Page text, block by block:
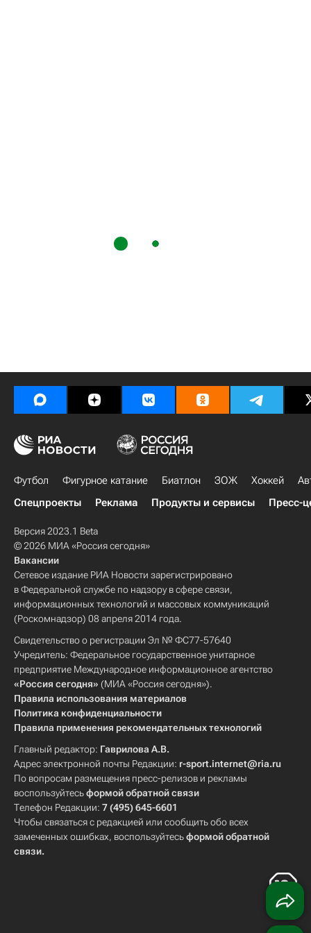
Футбол Фигурное катание Биатлон ЗОЖ Хоккей
Спецпроекты
Реклама Продукты и сервисы Пресс-
Версия 2023.1 Beta
© 2026 МИА «Россия сегодня»
Вакансии
Сетевое издание РИА Новости зарегистрировано
в Федеральной службе по надзору в сфере связи,
информационных технологий и массовых коммуникаций
(Роскомнадзор) 08 апреля 2014 года.
Свидетельство о регистрации Эл № ФС77-57640
Учредитель: Федеральное государственное унитарное
предприятие Международное информационное агентство
«Россия сегодня» (МИА «Россия сегодня»).
Правила использования материалов
Политика конфиденциальности
Правила применения рекомендательных технологий
Главный редактор: Гаврилова А.В.
Адрес электронной почты Редакции: r-sport.internet@ria.ru
По вопросам размещения пресс-релизов и рекламы
воспользуйтесьформой обратной связи
Телефон Редакции: 7 (495) 645-6601
Чтобы связаться с редакцией или сообщить обо всех
замеченных ошибках, воспользуйтесьформой обратной
связи.